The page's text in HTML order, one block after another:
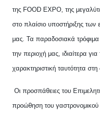
της FOOD EXPO , της
στο πλαίσιο υποστήριξης
μας. Τα παραδοσιακά τρόφιμα
την περιοχή μας, ιδιαίτερα για
χαρακτηριστική ταυτότητα στη
Οι προσπάθειες του
προώθηση του